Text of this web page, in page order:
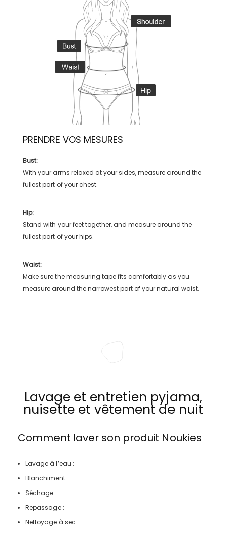
PRENDRE VOS MESURES
Bust:
With your arms relaxed at your sides, measure around the
fullest part of your chest.
Hip:
Stand with your feet together, and measure around the
fullest part of your hips.
Waist:
Make sure the measuring tape fits comfortably as you
measure around the narrowest part of your natural waist.
Lavage et entretien pyjama,
nuisette et vêtement de nuit
Comment laver son produit Noukies
Lavage à l’eau :
Blanchiment :
Séchage :
Repassage :
Nettoyage à sec :